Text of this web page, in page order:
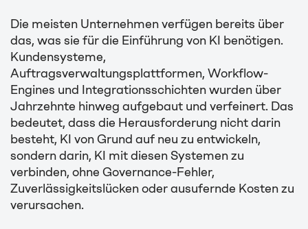
Die meisten Unternehmen verfügen bereits über
das, was sie für die Einführung von KI benötigen.
Kundensysteme,
Auftragsverwaltungsplattformen, Workflow-
Engines und Integrationsschichten wurden über
Jahrzehnte hinweg aufgebaut und verfeinert. Das
bedeutet, dass die Herausforderung nicht darin
besteht, KI von Grund auf neu zu entwickeln,
sondern darin, KI mit diesen Systemen zu
verbinden, ohne Governance-Fehler,
Zuverlässigkeitslücken oder ausufernde Kosten zu
verursachen.